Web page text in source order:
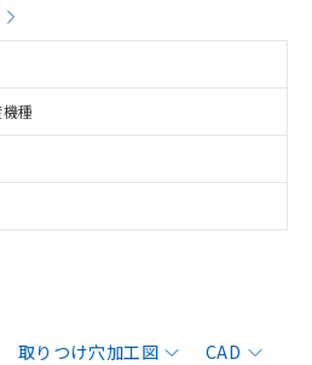
種
取りつけ穴加工図
CAD